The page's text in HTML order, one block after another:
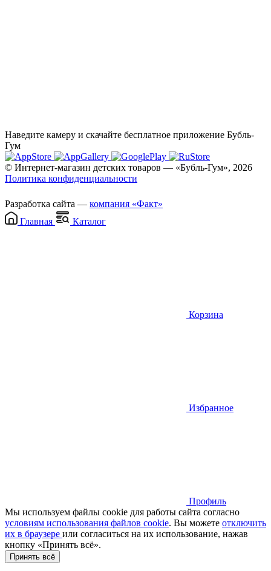
Наведите камеру и скачайте бесплатное приложение Бубль-
Гум
© Интернет-магазин детских товаров — «Бубль-Гум», 2026
Политика конфиденциальности
Разработка сайта — компания «Факт»
Главная
Каталог
Корзина
Избранное
Профиль
Мы используем файлы cookie для работы сайта согласно
условиям использования файлов cookie. Вы можете отключить
их в браузере или cогласиться на их использование, нажав
кнопку «Принять всё».
Принять всё